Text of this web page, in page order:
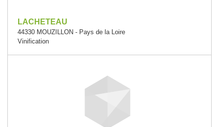
LACHETEAU
44330 MOUZILLON - Pays de la Loire
Vinification